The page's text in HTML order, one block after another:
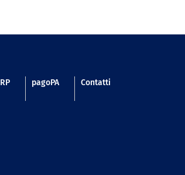
pagoPA Contatti